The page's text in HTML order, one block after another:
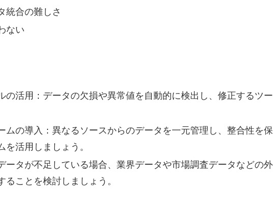
統合の難しさ
ない
の活用：データの欠損や異常値を自動的に検出し、修正するツー
ムの導入：異なるソースからのデータを一元管理し、整合性を保
活用しましょう。
ータが不足している場合、業界データや市場調査データなどの外
ことを検討しましょう。